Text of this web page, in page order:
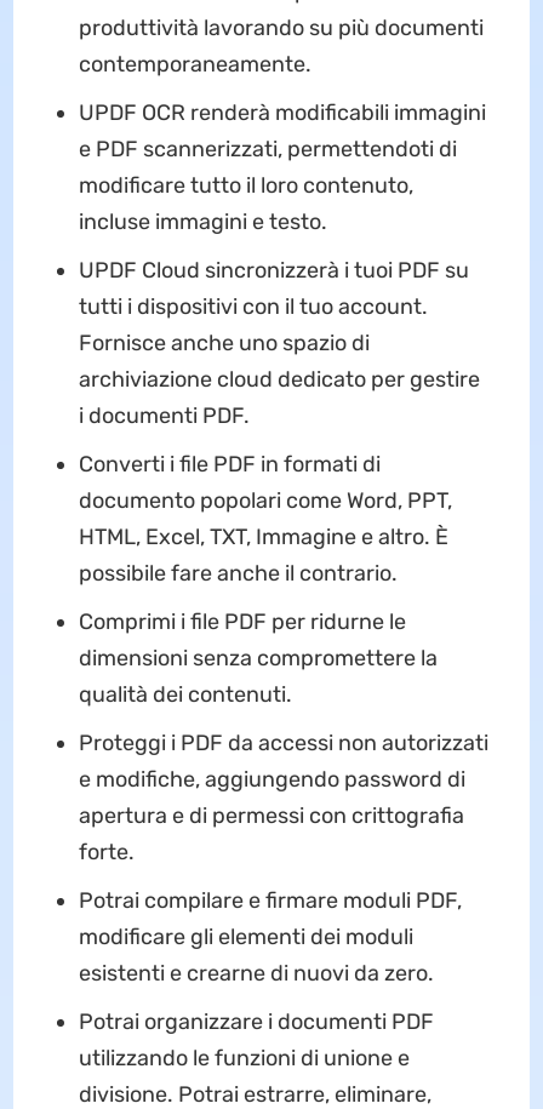
produttività lavorando su più documenti
contemporaneamente.
UPDF OCR renderà modificabili immagini
e PDF scannerizzati, permettendoti di
modificare tutto il loro contenuto,
incluse immagini e testo.
UPDF Cloud sincronizzerà i tuoi PDF su
tutti i dispositivi con il tuo account.
Fornisce anche uno spazio di
archiviazione cloud dedicato per gestire
i documenti PDF.
Converti i file PDF in formati di
documento popolari come Word, PPT,
HTML, Excel, TXT, Immagine e altro. È
possibile fare anche il contrario.
Comprimi i file PDF per ridurne le
dimensioni senza compromettere la
qualità dei contenuti.
Proteggi i PDF da accessi non autorizzati
e modifiche, aggiungendo password di
apertura e di permessi con crittografia
forte.
Potrai compilare e firmare moduli PDF,
modificare gli elementi dei moduli
esistenti e crearne di nuovi da zero.
Potrai organizzare i documenti PDF
utilizzando le funzioni di unione e
divisione. Potrai estrarre, eliminare,